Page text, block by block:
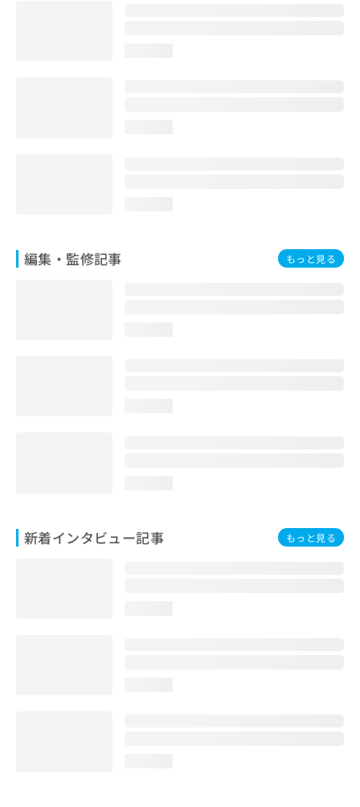
編集・監修記事 もっと見る
新着インタビュー記事 もっと見る